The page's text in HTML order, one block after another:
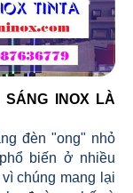
INOX LÀ
đèn "ong" nhỏ
biến ở nhiều
chúng mang lại